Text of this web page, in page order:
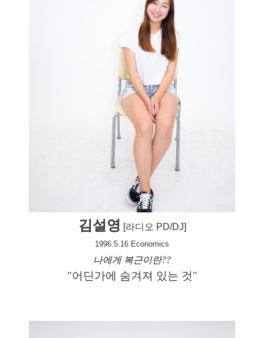
김설영 [라디오 PD/DJ]
1996.5.16 Economics
나에게 복근이란??
"어딘가에 숨겨져 있는 것"